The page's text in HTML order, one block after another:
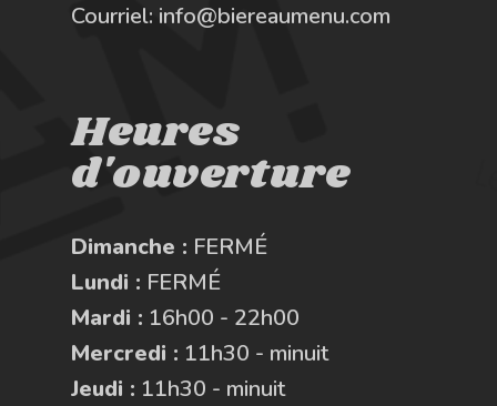
Courriel: info@biereaumenu.com
Heures
d'ouverture
Dimanche : FERMÉ
Lundi : FERMÉ
Mardi : 16h00 - 22h00
Mercredi : 11h30 - minuit
Jeudi : 11h30 - minuit